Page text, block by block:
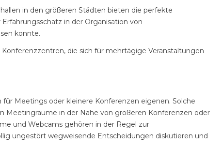
in den größeren Städten bieten die perfekte
in der Organisation von
konnte.
die sich für mehrtägige Veranstaltungen
Meetings oder kleinere Konferenzen eigenen. Solche
Meetingräume in der Nähe von größeren Konferenzen oder
und Webcams gehören in der Regel zur
ungestört wegweisende Entscheidungen diskutieren und